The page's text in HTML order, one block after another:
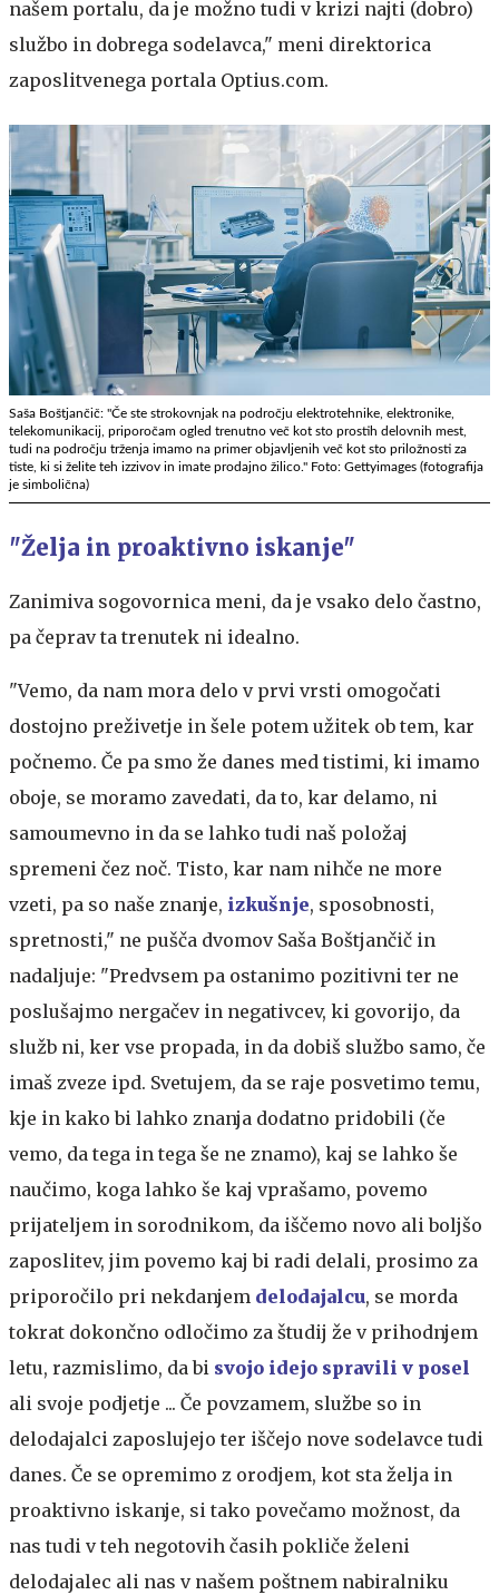
našem portalu, da je možno tudi v krizi najti (dobro)
službo in dobrega sodelavca," meni direktorica
zaposlitvenega portala Optius.com.
Saša Boštjančič: "Če ste strokovnjak na področju elektrotehnike, elektronike,
telekomunikacij, priporočam ogled trenutno več kot sto prostih delovnih mest,
tudi na področju trženja imamo na primer objavljenih več kot sto priložnosti za
tiste, ki si želite teh izzivov in imate prodajno žilico." Foto: Gettyimages (fotografija
je simbolična)
"Želja in proaktivno iskanje"
Zanimiva sogovornica meni, da je vsako delo častno,
pa čeprav ta trenutek ni idealno.
"Vemo, da nam mora delo v prvi vrsti omogočati
dostojno preživetje in šele potem užitek ob tem, kar
počnemo. Če pa smo že danes med tistimi, ki imamo
oboje, se moramo zavedati, da to, kar delamo, ni
samoumevno in da se lahko tudi naš položaj
spremeni čez noč. Tisto, kar nam nihče ne more
vzeti, pa so naše znanje, izkušnje, sposobnosti,
spretnosti," ne pušča dvomov Saša Boštjančič in
nadaljuje: "Predvsem pa ostanimo pozitivni ter ne
poslušajmo nergačev in negativcev, ki govorijo, da
služb ni, ker vse propada, in da dobiš službo samo, če
imaš zveze ipd. Svetujem, da se raje posvetimo temu,
kje in kako bi lahko znanja dodatno pridobili (če
vemo, da tega in tega še ne znamo), kaj se lahko še
naučimo, koga lahko še kaj vprašamo, povemo
prijateljem in sorodnikom, da iščemo novo ali boljšo
zaposlitev, jim povemo kaj bi radi delali, prosimo za
priporočilo pri nekdanjem delodajalcu, se morda
tokrat dokončno odločimo za študij že v prihodnjem
letu, razmislimo, da bi svojo idejo spravili v posel
ali svoje podjetje ... Če povzamem, službe so in
delodajalci zaposlujejo ter iščejo nove sodelavce tudi
danes. Če se opremimo z orodjem, kot sta želja in
proaktivno iskanje, si tako povečamo možnost, da
nas tudi v teh negotovih časih pokliče želeni
delodajalec ali nas v našem poštnem nabiralniku